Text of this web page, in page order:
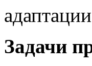
Задачи